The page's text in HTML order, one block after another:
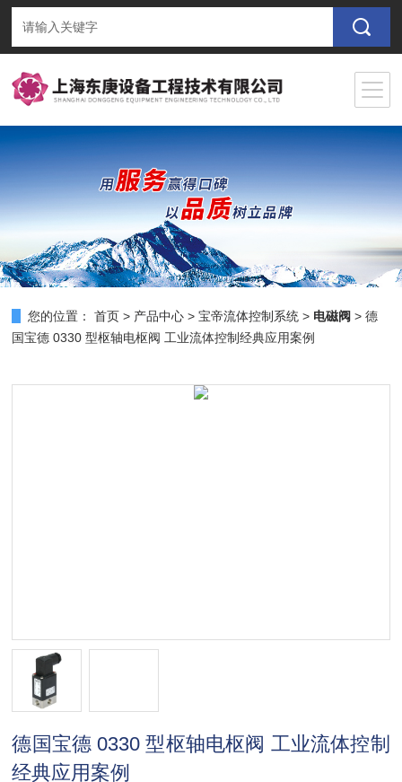
您的位置： 首页 > 产品中心 >宝帝流体控制系统 > 电磁阀 > 德
国宝德 0330 型枢轴电枢阀 工业流体控制经典应用案例
德国宝德 0330 型枢轴电枢阀 工业流体控制
经典应用案例